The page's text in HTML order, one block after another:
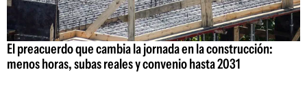
El preacuerdo que cambia la jornada en la construcción:
menos horas, subas reales y convenio hasta 2031